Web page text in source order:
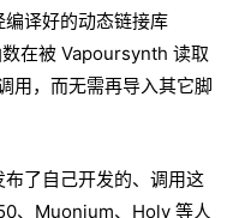
译好的动态链接库
数在被 Vapoursynth 读取
用，而无需再导入其它脚
了自己开发的、调用这
、Muonium、Holy 等人